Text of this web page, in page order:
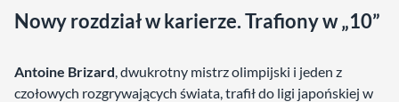
Nowy rozdział w karierze. Trafiony w „10”
Antoine Brizard, dwukrotny mistrz olimpijski i jeden z
czołowych rozgrywających świata, trafił do ligi japońskiej w